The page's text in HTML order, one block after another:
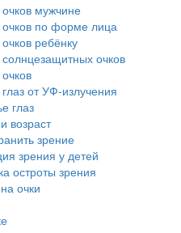
мужчине
по форме лица
ребёнку
очков
от УФ-излучения
глаз
возраст
зрение
зрения у детей
остроты зрения
очки